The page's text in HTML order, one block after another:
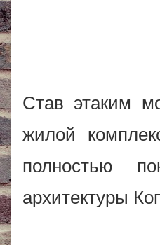
Став этаким
жилой
полностью
архитектуры